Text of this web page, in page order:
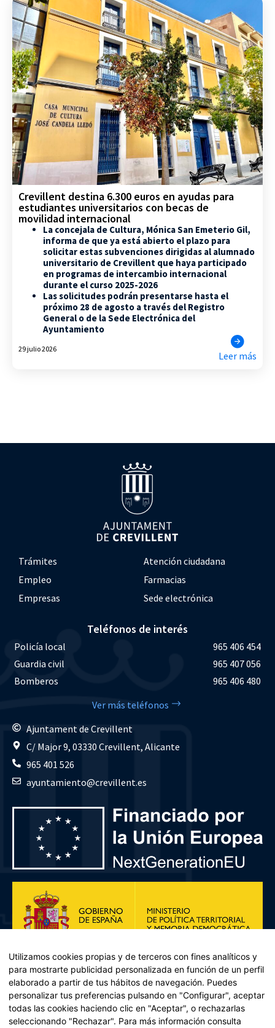
Crevillent destina 6.300 euros en ayudas para
estudiantes universitarios con becas de
movilidad internacional
La concejala de Cultura, Mónica San Emeterio Gil,
informa de que ya está abierto el plazo para
solicitar estas subvenciones dirigidas al alumnado
universitario de Crevillent que haya participado
en programas de intercambio internacional
durante el curso 2025-2026
Las solicitudes podrán presentarse hasta el
próximo 28 de agosto a través del Registro
General o de la Sede Electrónica del
Ayuntamiento
29 julio 2026
Leer más
Trámites
Atención ciudadana
Empleo
Farmacias
Empresas
Sede electrónica
Teléfonos de interés
Policía local
965 406 454
Guardia civil
965 407 056
Bomberos
965 406 480
Ver más teléfonos
Ajuntament de Crevillent
C/ Major 9, 03330 Crevillent, Alicante
965 401 526
ayuntamiento@crevillent.es
Utilizamos cookies propias y de terceros con fines analíticos y
para mostrarte publicidad personalizada en función de un perfil
elaborado a partir de tus hábitos de navegación. Puedes
personalizar tus preferencias pulsando en "Configurar", aceptar
todas las cookies haciendo clic en "Aceptar", o rechazarlas
seleccionando "Rechazar". Para más información consulta